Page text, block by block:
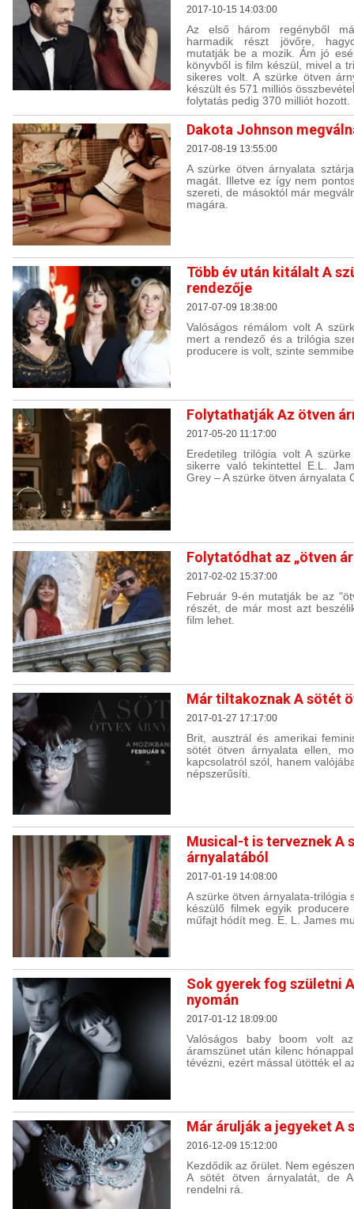
2017-10-15 14:03:00
Az első három regényből
harmadik részt jövőre,
mutatják be a mozik. Ám jó
könyvből is film készül, mivel a
sikeres volt. A szürke ötven
készült és 571 milliós
folytatás pedig 370 milliót hozott.
Dakota Johnson
2017-08-19 13:55:00
A szürke ötven árnyalata
magát. Illetve ez így nem
szereti, de másoktól már
magára.
Több év után kitálalt A
rendezője
2017-07-09 18:38:00
Valóságos rémálom volt A
mert a rendező és a trilógia
producere is volt, szinte
Folytathatják Az ötven
2017-05-20 11:17:00
Eredetileg trilógia volt A
sikerre való tekintettel E.L.
Grey – A szürke ötven árnyalata
Folytatódhat az „ötven
2017-02-02 15:37:00
Február 9-én mutatják be az
részét, de már most azt
film lehet.
Már tiltakoznak A sötét
2017-01-27 17:17:00
Brit, ausztrál és amerikai
sötét ötven árnyalata ellen,
kapcsolatról szól, hanem
népszerűsíti.
Musical-t is terveznek A
árnyalatából
2017-01-19 14:08:00
A szürke ötven árnyalata-trilógia
készülő filmek egyik
műfajt hódít meg. E. L. James
Sok gyerek fog születni
nyomán
2017-01-12 18:09:00
Valóságos baby boom volt
áramszünet után kilenc
tévézni, ezért mással ütötték el
Már árulják a jegyeket A
2016-12-09 15:12:00
Kezdődik az őrület. Nem
A sötét ötven árnyalatát, de
rendelni rá.